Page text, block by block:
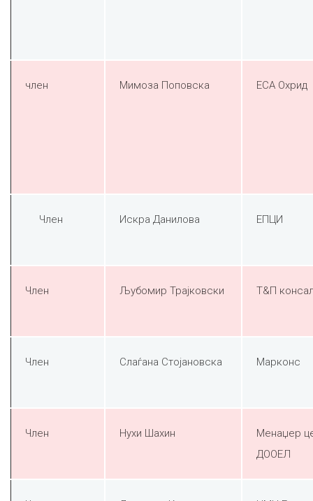
член Мимоза Поповска ЕСА Охрид
Член Искра Данилова ЕПЦИ
Член Љубомир Трајковски Т&П
Член Слаѓана Стојановска Марконс
Член Нухи Шахин
Менаџер
ДООЕЛ